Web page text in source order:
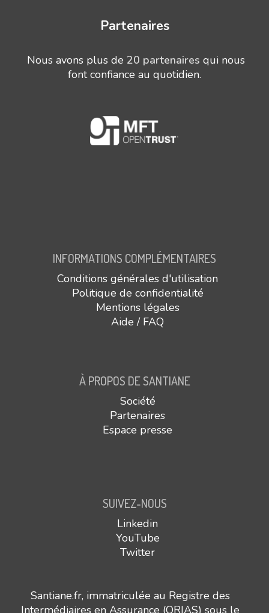
Partenaires
Nous avons plus de 20 partenaires qui nous
font confiance au quotidien.
INFORMATIONS COMPLÉMENTAIRES
Conditions générales d'utilisation
Politique de confidentialité
Mentions légales
Aide / FAQ
À PROPOS DE SANTIANE
Société
Partenaires
Espace presse
SUIVEZ-NOUS
Linkedin
YouTube
Twitter
Santiane.fr, immatriculée au Registre des
Intermédiaires en Assurance (ORIAS) sous le